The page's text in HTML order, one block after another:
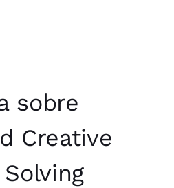
sobre
Creative